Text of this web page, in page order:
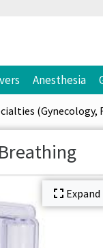
Anesthesia
Expand